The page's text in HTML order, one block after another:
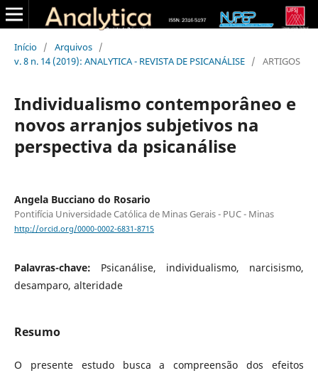
Início / Arquivos /
v. 8 n. 14 (2019): ANALYTICA - REVISTA DE PSICANÁLISE / ARTIGOS
Individualismo contemporâneo e
novos arranjos subjetivos na
perspectiva da psicanálise
Angela Bucciano do Rosario
Pontifícia Universidade Católica de Minas Gerais - PUC - Minas
http://orcid.org/0000-0002-6831-8715
Palavras-chave: Psicanálise, individualismo, narcisismo,
desamparo, alteridade
Resumo
O presente estudo busca a compreensão dos efeitos